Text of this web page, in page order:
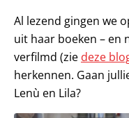
Al lezend gingen we
uit haar boeken – en
verfilmd (zie deze
herkennen. Gaan
Lenù en Lila?